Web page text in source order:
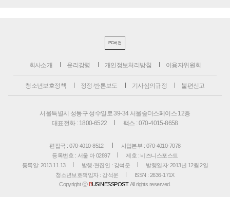
PC버전
회사소개 윤리강령 개인정보처리방침 이용자위원회
청소년보호정책 정정·반론보도 기사심의규정 불편신고
서울특별시 성동구 성수일로 39-34 서울숲더스페이스 12층
대표전화 : 1800-6522
팩스 : 070-4015-8658
편집국 : 070-4010-8512
사업본부 : 070-4010-7078
등록번호 : 서울 아 02897
제호 : 비즈니스포스트
등록일: 2013.11.13
발행·편집인 : 강석운
발행일자: 2013년 12월 2일
청소년보호책임자 : 강석운
ISSN : 2636-171X
Copyright ⓒ BUSINESSPOST. All rights reserved.